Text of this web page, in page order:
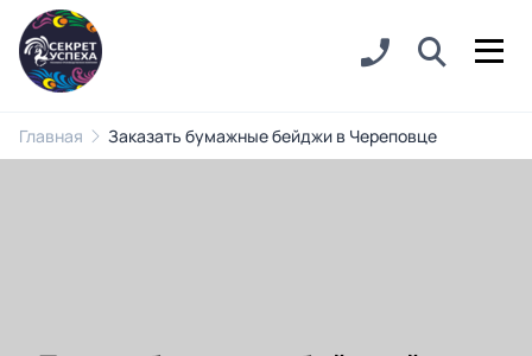
Главная Заказать бумажные бейджи в Череповце